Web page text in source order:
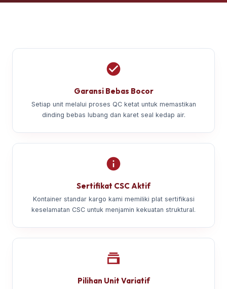
Garansi Bebas Bocor
Setiap unit melalui proses QC ketat untuk memastikan
dinding bebas lubang dan karet seal kedap air.
Sertifikat CSC Aktif
Kontainer standar kargo kami memiliki plat sertifikasi
keselamatan CSC untuk menjamin kekuatan struktural.
Pilihan Unit Variatif